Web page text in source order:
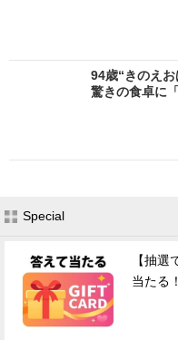
94歳“きのえ
驚きの食卓に
Special
【抽
当たる